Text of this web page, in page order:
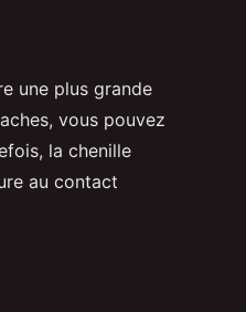
une plus grande
vous pouvez
la chenille
au contact